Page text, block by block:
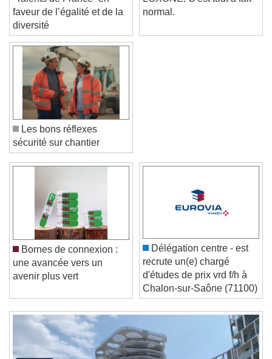
Video Player is loading.
Play Video
Play
Skip Backward
Unmute
Current Time0:00
/
Loaded:0%
Stream TypeLIVE
Seek to live, currently behind live
Remaining Time-0:00
“Talents de France” en
faveur de l’égalité et de la
diversité
LOXONE. C'est tout à fait
Les bons réflexes
sécurité sur chantier
Bornes de connexion :
une avancée vers un
Délégation centre - est
recrute un(e) chargé
d'études de prix vrd f/h à
Chalon-sur-Saône (71100)